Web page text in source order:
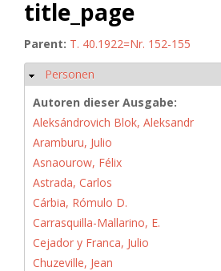
title_page
Parent: T. 40.1922=Nr. 152-155
Hide
Personen
Autoren dieser Ausgabe:
Aleksándrovich Blok, Aleksandr
Aramburu, Julio
Asnaourow, Félix
Astrada, Carlos
Cárbia, Rómulo D.
Carrasquilla-Mallarino, E.
Cejador y Franca, Julio
Chuzeville, Jean